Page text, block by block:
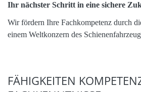
Ihr nächster Schritt in eine sichere
Wir fördern Ihre Fachkompetenz durch
einem Weltkonzern des
FÄHIGKEITEN